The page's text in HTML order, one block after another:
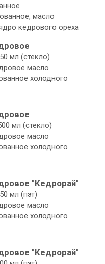
масло
кедрового ореха
мл (стекло)
масло
холодного
мл (стекло)
масло
холодного
"Кедрорай"
мл (пэт)
масло
холодного
"Кедрорай"